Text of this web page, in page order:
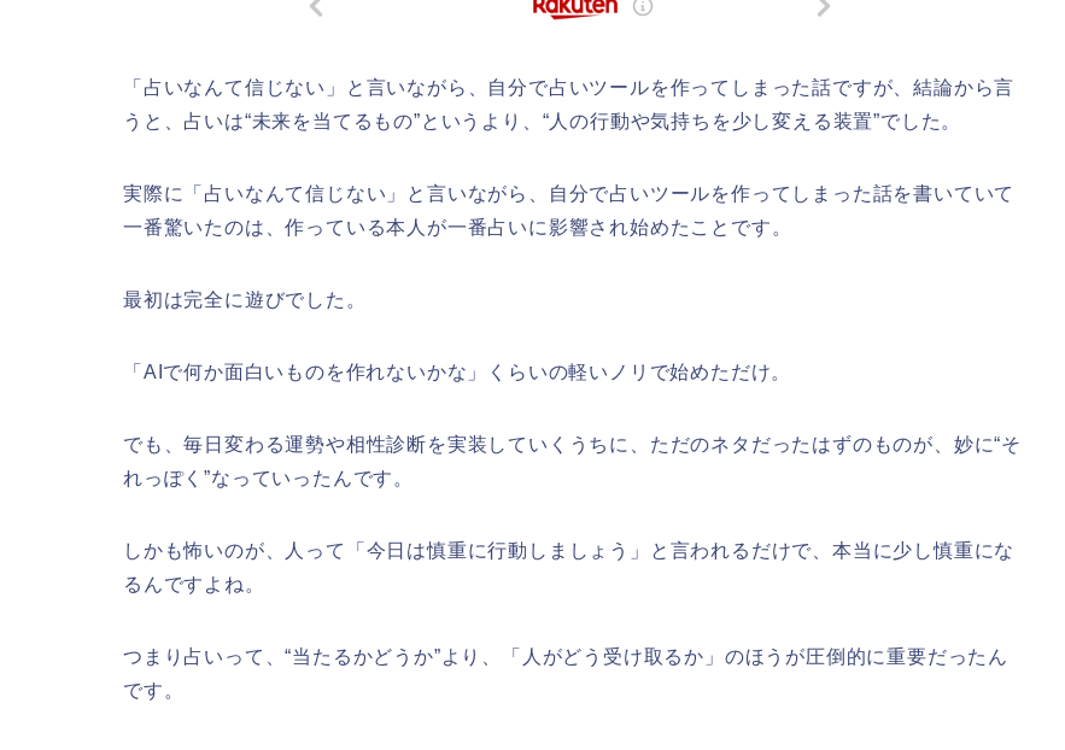
「占いなんて信じない」と言いながら、自分で占いツールを作ってしまった話ですが、結論から言
うと、占いは“未来を当てるもの”というより、“人の行動や気持ちを少し変える装置”でした。
実際に「占いなんて信じない」と言いながら、自分で占いツールを作ってしまった話を書いていて
一番驚いたのは、作っている本人が一番占いに影響され始めたことです。
最初は完全に遊びでした。
「AIで何か面白いものを作れないかな」くらいの軽いノリで始めただけ。
でも、毎日変わる運勢や相性診断を実装していくうちに、ただのネタだったはずのものが、妙に“そ
れっぽく”なっていったんです。
しかも怖いのが、人って「今日は慎重に行動しましょう」と言われるだけで、本当に少し慎重にな
るんですよね。
つまり占いって、“当たるかどうか”より、「人がどう受け取るか」のほうが圧倒的に重要だったん
です。